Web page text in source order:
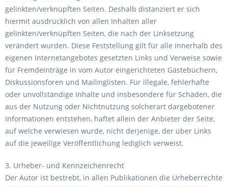
gelinkten/verknüpften Seiten. Deshalb distanziert er sich
hiermit ausdrücklich von allen Inhalten aller
gelinkten/verknüpften Seiten, die nach der Linksetzung
verändert wurden. Diese Feststellung gilt für alle innerhalb des
eigenen Internetangebotes gesetzten Links und Verweise sowie
für Fremdeinträge in vom Autor eingerichteten Gästebüchern,
Diskussionsforen und Mailinglisten. Für illegale, fehlerhafte
oder unvollständige Inhalte und insbesondere für Schäden, die
aus der Nutzung oder Nichtnutzung solcherart dargebotener
Informationen entstehen, haftet allein der Anbieter der Seite,
auf welche verwiesen wurde, nicht derjenige, der über Links
auf die jeweilige Veröffentlichung lediglich verweist.
3. Urheber- und Kennzeichenrecht
Der Autor ist bestrebt, in allen Publikationen die Urheberrechte